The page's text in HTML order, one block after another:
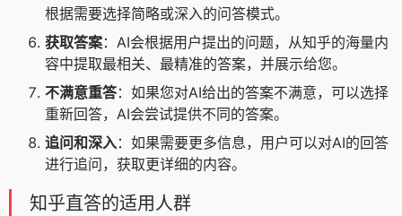
根据需要选择简略或深入的问答模式。
获取答案：AI会根据用户提出的问题，从知乎的海量内
容中提取最相关、最精准的答案，并展示给您。
不满意重答：如果您对AI给出的答案不满意，可以选择
重新回答，AI会尝试提供不同的答案。
追问和深入：如果需要更多信息，用户可以对AI的回答
进行追问，获取更详细的内容。
知乎直答的适用人群